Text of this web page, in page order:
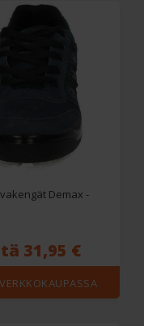
Työ ja turvakengät Demax -
31,95 €